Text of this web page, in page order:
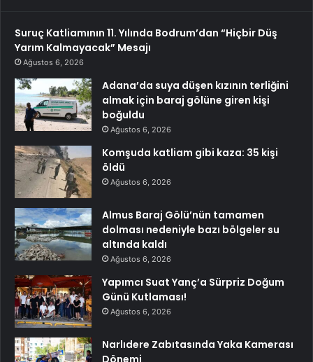
Suruç Katliamının 11. Yılında Bodrum’dan “Hiçbir Düş
Yarım Kalmayacak” Mesajı
Ağustos 6, 2026
Adana’da suya düşen kızının terliğini
almak için baraj gölüne giren kişi
boğuldu
Ağustos 6, 2026
Komşuda katliam gibi kaza: 35 kişi
öldü
Ağustos 6, 2026
Almus Baraj Gölü’nün tamamen
dolması nedeniyle bazı bölgeler su
altında kaldı
Ağustos 6, 2026
Yapımcı Suat Yanç’a Sürpriz Doğum
Günü Kutlaması!
Ağustos 6, 2026
Narlıdere Zabıtasında Yaka Kamerası